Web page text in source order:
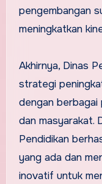
pengembangan
meningkatkan
Akhirnya, Dinas
strategi
dengan berbagai
dan masyarakat.
Pendidikan
yang ada dan
inovatif untuk